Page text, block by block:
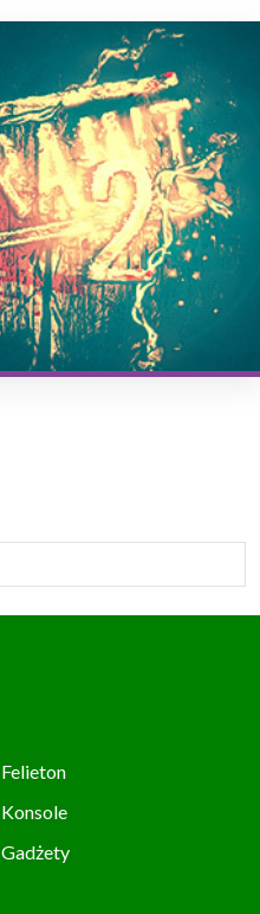
Felieton
Konsole
Gadżety